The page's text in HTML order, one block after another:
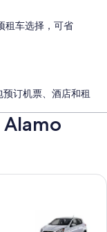
租车选择，可省
订机票、酒店和租
Alamo
or similar